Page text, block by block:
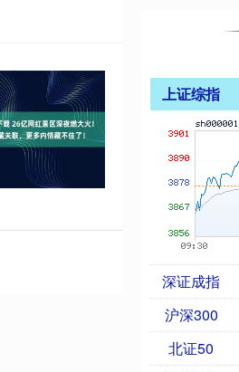
上证综指
深证成指
沪深300
北证50